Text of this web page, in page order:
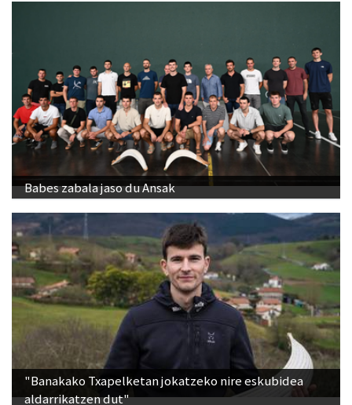
Babes zabala jaso du Ansak
"Banakako Txapelketan jokatzeko nire eskubidea
aldarrikatzen dut"